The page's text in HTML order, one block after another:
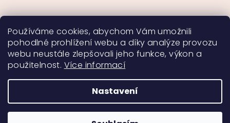
Používáme cookies, abychom Vám umožnili
pohodlné prohlížení webu a díky analýze provozu
webu neustále zlepšovali jeho funkce, výkon a
použitelnost. Více informací
Nastavení
Sledovat na Instagramu